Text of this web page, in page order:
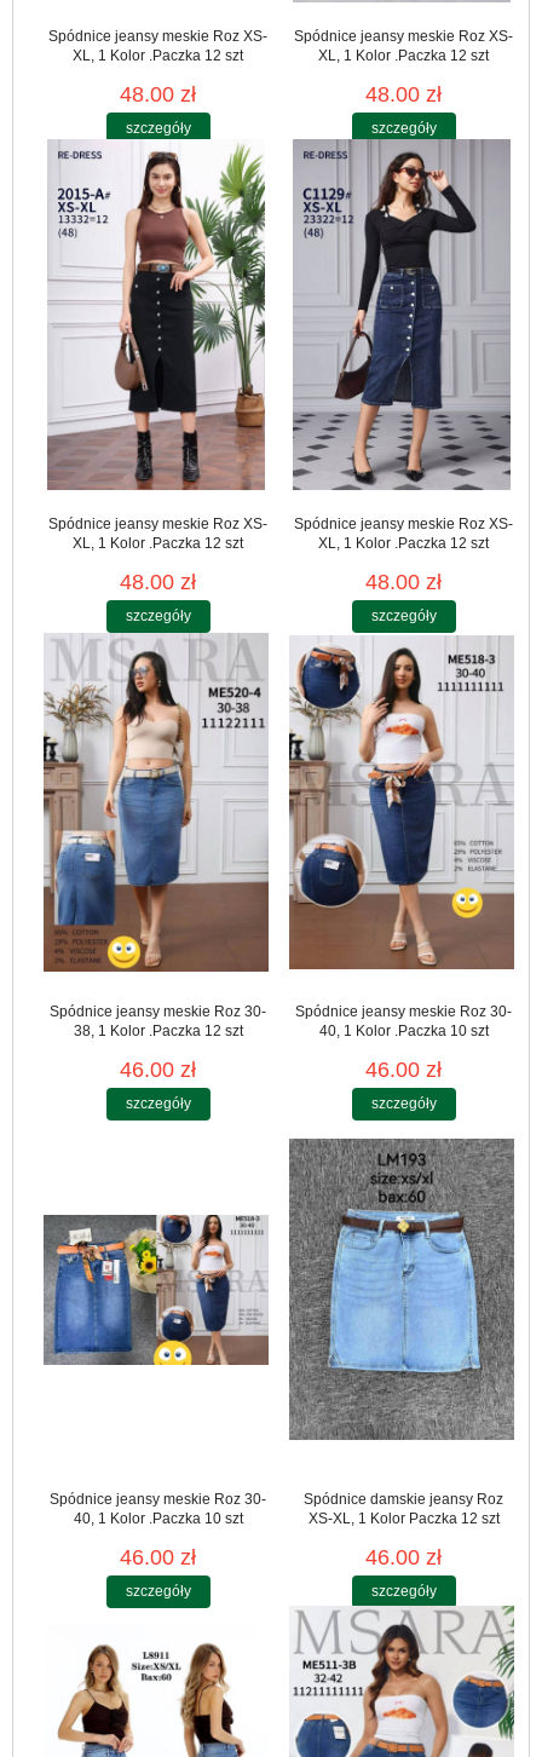
Spódnice jeansy meskie Roz XS-
XL, 1 Kolor .Paczka 12 szt
48.00 zł
szczegóły
Spódnice jeansy meskie Roz XS-
XL, 1 Kolor .Paczka 12 szt
48.00 zł
szczegóły
Spódnice jeansy meskie Roz XS-
XL, 1 Kolor .Paczka 12 szt
48.00 zł
szczegóły
Spódnice jeansy meskie Roz XS-
XL, 1 Kolor .Paczka 12 szt
48.00 zł
szczegóły
Spódnice jeansy meskie Roz 30-
38, 1 Kolor .Paczka 12 szt
46.00 zł
szczegóły
Spódnice jeansy meskie Roz 30-
40, 1 Kolor .Paczka 10 szt
46.00 zł
szczegóły
Spódnice jeansy meskie Roz 30-
40, 1 Kolor .Paczka 10 szt
46.00 zł
szczegóły
Spódnice damskie jeansy Roz
XS-XL, 1 Kolor Paczka 12 szt
46.00 zł
szczegóły